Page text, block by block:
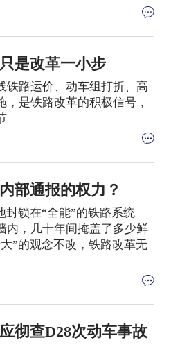
是改革一小步
铁路运价、动车组打折、高
是铁路改革的积极信号，
部通报的权力？
封锁在“全能”的铁路系统
内，几十年间掩盖了多少鲜
”的观念不改，铁路改革无
彻查D28次动车事故